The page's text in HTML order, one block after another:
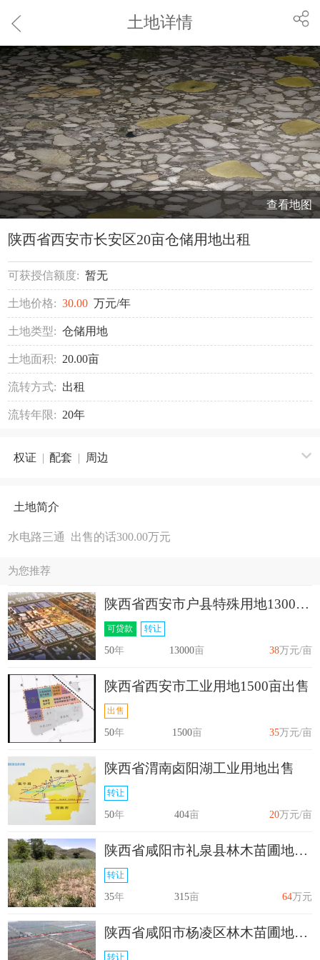
土地详情
查看地图
陕西省西安市长安区20亩仓储用地出租
可获授信额度: 暂无
土地价格: 30.00 万元/年
土地类型: 仓储用地
土地面积: 20.00亩
流转方式: 出租
流转年限: 20年
权证 | 配套 | 周边
土地简介
水电路三通 出售的话300.00万元
为您推荐
陕西省西安市户县特殊用地13000亩转让
可贷款 转让
50年 38万元/亩
13000亩
陕西省西安市工业用地1500亩出售
出售
50年 35万元/亩
1500亩
陕西省渭南卤阳湖工业用地出售
转让
50年 20万元/亩
404亩
陕西省咸阳市礼泉县林木苗圃地315亩转让
转让
35年 64万元
315亩
陕西省咸阳市杨凌区林木苗圃地37.6亩转让
转让